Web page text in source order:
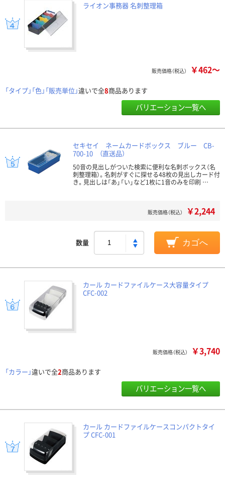
ライオン事務器 名刺整理箱
販売価格（税込） ￥462～
「タイプ」「色」「販売単位」違いで全8商品あります
バリエーション一覧へ
セキセイ ネームカードボックス ブルー CB-
700-10 （直送品）
50音の見出しがついた検索に便利な名刺ボックス（名
刺整理箱）。名刺がすぐに探せる48枚の見出しカード付
き。見出しは「あ」「い」など1枚に1音のみを印刷 …
販売価格（税込） ￥2,244
数量 カゴへ
カール カードファイルケース大容量タイプ
CFC-002
販売価格（税込） ￥3,740
「カラー」違いで全2商品あります
バリエーション一覧へ
カール カードファイルケースコンパクトタイ
プ CFC-001